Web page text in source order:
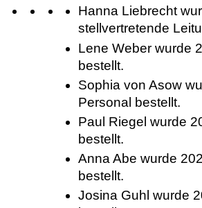
Hanna Liebrecht
stellvertretende
Lene Weber wurde
bestellt.
Sophia von Asow
Personal bestellt.
Paul Riegel wurde
bestellt.
Anna Abe wurde
bestellt.
Josina Guhl wurde